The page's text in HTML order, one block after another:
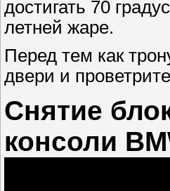
достигать 70
летней жаре.
Перед тем как
двери и
Снятие
консоли